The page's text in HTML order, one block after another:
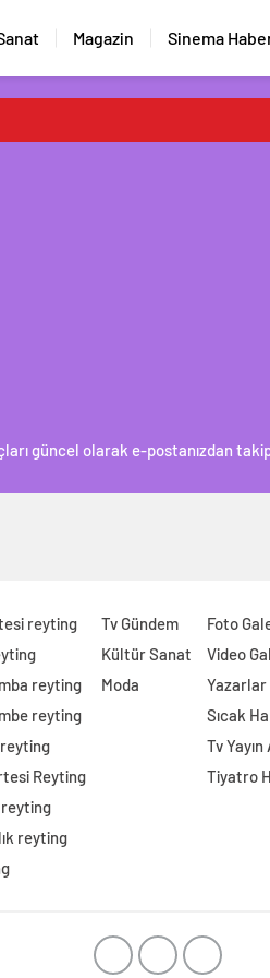
Magazin Sinema
güncel olarak e-postanızdan
reyting
reyting
reyting
Reyting
reyting
Tv Gündem
Kültür Sanat
Moda
Foto
Video
Yazarlar
Sıcak
Tv Yayın
Tiyatro